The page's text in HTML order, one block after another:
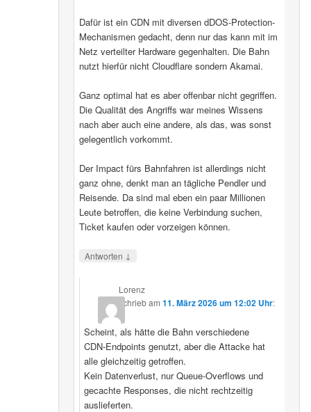
Dafür ist ein CDN mit diversen dDOS-Protection-
Mechanismen gedacht, denn nur das kann mit im
Netz verteilter Hardware gegenhalten. Die Bahn
nutzt hierfür nicht Cloudflare sondern Akamai.
Ganz optimal hat es aber offenbar nicht gegriffen.
Die Qualität des Angriffs war meines Wissens
nach aber auch eine andere, als das, was sonst
gelegentlich vorkommt.
Der Impact fürs Bahnfahren ist allerdings nicht
ganz ohne, denkt man an tägliche Pendler und
Reisende. Da sind mal eben ein paar Millionen
Leute betroffen, die keine Verbindung suchen,
Ticket kaufen oder vorzeigen können.
Antworten ↓
Lorenz
schriebam11. März 2026 um 12:02 Uhr:
Scheint, als hätte die Bahn verschiedene
CDN‑Endpoints genutzt, aber die Attacke hat
alle gleichzeitig getroffen.
Kein Datenverlust, nur Queue‑Overflows und
gecachte Responses, die nicht rechtzeitig
auslieferten.